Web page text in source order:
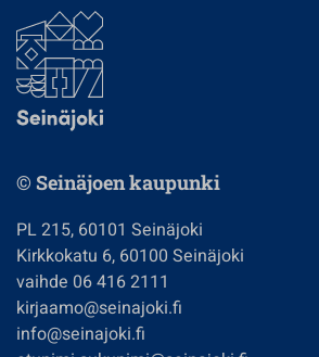
© Seinäjoen kaupunki
PL 215, 60101 Seinäjoki
Kirkkokatu 6, 60100 Seinäjoki
vaihde 06 416 2111
kirjaamo@seinajoki.fi
info@seinajoki.fi